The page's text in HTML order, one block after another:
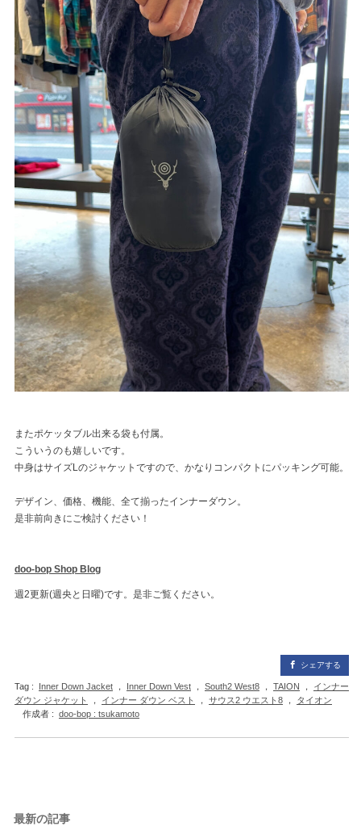
またポケッタブル出来る袋も付属。
こういうのも嬉しいです。
中身はサイズLのジャケットですので、かなりコンパクトにパッキング可能。
デザイン、価格、機能、全て揃ったインナーダウン。
是非前向きにご検討ください！
doo-bop Shop Blog
週2更新(週央と日曜)です。是非ご覧ください。
シェアする
Tag : Inner Down Jacket ， Inner Down Vest ， South2 West8 ， TAION ，
インナー
ダウン ジャケット
， インナー ダウン ベスト ， サウス2 ウエスト8 ，
タイオン
作成者 : doo-bop : tsukamoto
最新の記事